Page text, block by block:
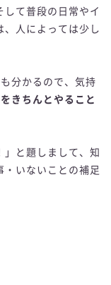
して普段の日常やイ
、人によっては少し
分かるので、気持
きちんとやること
」と題しまして、知
・いないことの補足